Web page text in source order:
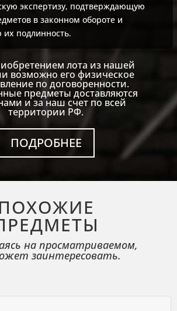
экспертизу, подтверждающую
в законном обороте и
подлинность.
лота из нашей
возможно его физическое
по договоренности.
предметы доставляются
и за наш счет по всей
территории РФ.
ПОДРОБНЕЕ
на просматриваемом,
заинтересовать.